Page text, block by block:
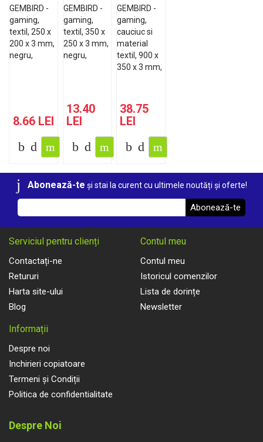
250 x
200 x 3
mm,
negru,
"MP-
8.66 LEI
350 x
250 x 3
mm,
negru,
"MP-
13.40
LEI
si
material
textil,
900 x
350 x 3
mm,
GAME-
XL"
38.75
LEI
Abonează-te și stai la curent cu ultimele noutăți și oferte!
Abonează-te
Serviciul pentru clienți
Contactați-ne
Retururi
Harta site-ului
Blog
Contul meu
Contul meu
Istoricul comenzilor
Lista de dorințe
Newsletter
Informații
Despre noi
Inchirieri copiatoare
Termeni și Condiții
Politica de confidentialitate
Despre Noi